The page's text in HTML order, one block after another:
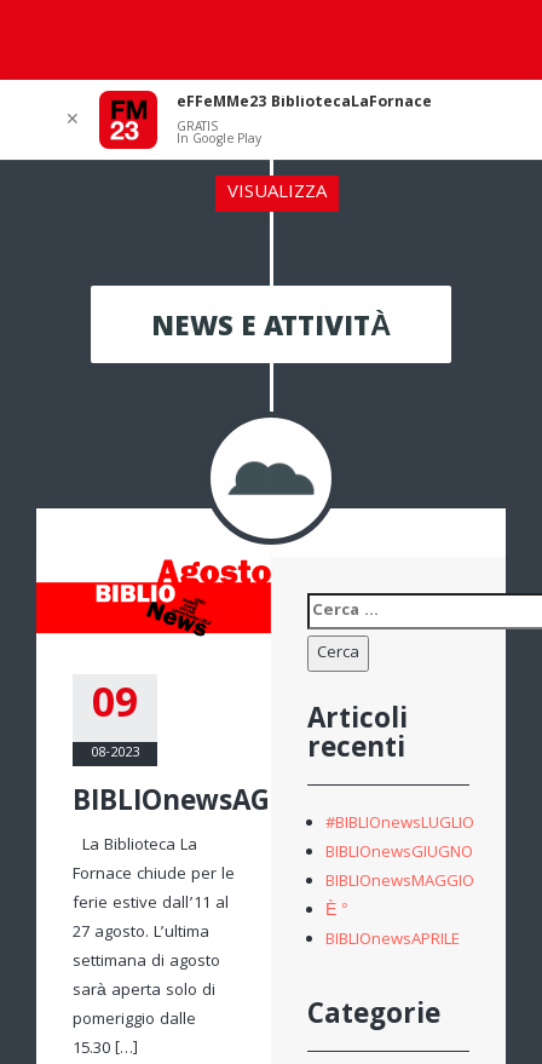
NEWS E ATTIVITÀ
09
08-2023
BIBLIOnewsAGOSTO
La Biblioteca La
Fornace chiude per le
ferie estive dall’11 al
27 agosto. L’ultima
settimana di agosto
sarà aperta solo di
pomeriggio dalle
15.30 […]
Ricerca
per:
Articoli
recenti
#BIBLIOnewsLUGLIO
BIBLIOnewsGIUGNO
BIBLIOnewsMAGGIO
È °
BIBLIOnewsAPRILE
Categorie
✕
eFFeMMe23 BibliotecaLaFornace
GRATIS
In Google Play
VISUALIZZA